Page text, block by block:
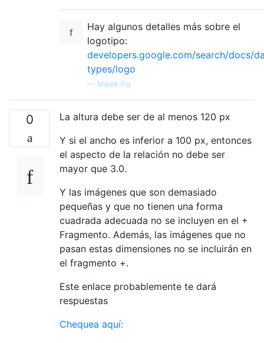
Hay algunos detalles más sobre el
logotipo:
developers.google.com/search/docs/
types/logo
— Marek Roj
0
La altura debe ser de al menos 120 px
Y si el ancho es inferior a 100 px, entonces
el aspecto de la relación no debe ser
mayor que 3.0.
Y las imágenes que son demasiado
pequeñas y que no tienen una forma
cuadrada adecuada no se incluyen en el +
Fragmento. Además, las imágenes que no
pasan estas dimensiones no se incluirán en
el fragmento +.
Este enlace probablemente te dará
respuestas
Chequea aquí: